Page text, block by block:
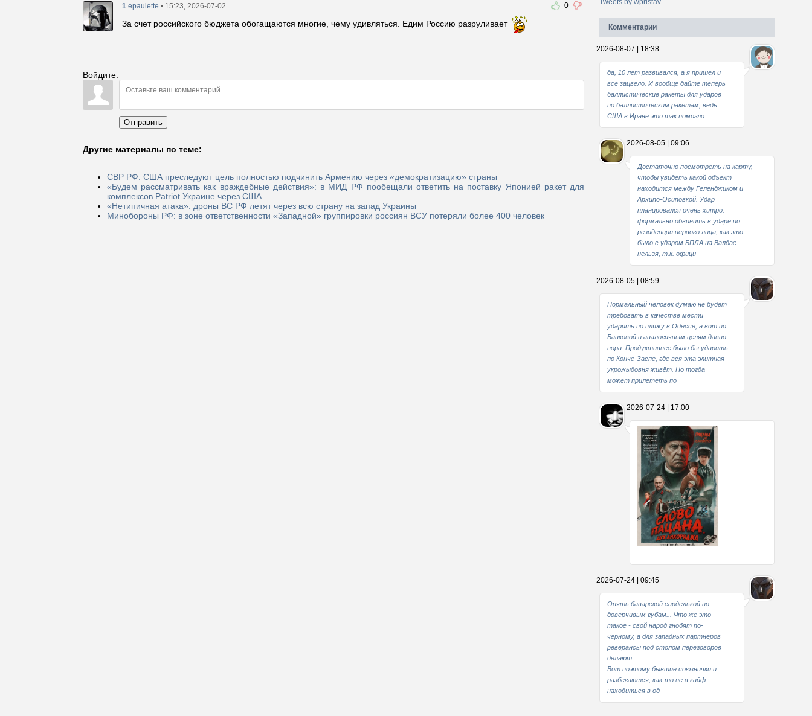
0
1 epaulette • 15:23, 2026-07-02
За счет российского бюджета обогащаются многие, чему удивляться. Едим Россию разруливает
Войдите:
Отправить
Другие материалы по теме:
СВР РФ: США преследуют цель полностью подчинить Армению через «демократизацию» страны
«Будем рассматривать как враждебные действия»: в МИД РФ пообещали ответить на поставку Японией ракет для
комплексов Patriot Украине через США
«Нетипичная атака»: дроны ВС РФ летят через всю страну на запад Украины
Минобороны РФ: в зоне ответственности «Западной» группировки россиян ВСУ потеряли более 400 человек
Tweets by wpristav
Комментарии
2026-08-07 | 18:38
да, 10 лет развивался, а я пришел и
все зацвело. И вообще дайте теперь
баллистические ракеты для ударов
по баллистическим ракетам, ведь
США в Иране это так помогло
2026-08-05 | 09:06
Достаточно посмотреть на карту,
чтобы увидеть какой объект
находится между Геленджиком и
Архипо-Осиповкой. Удар
планировался очень хитро:
формально обвинить в ударе по
резиденции первого лица, как это
было с ударом БПЛА на Валдае -
нельзя, т.к. офици
2026-08-05 | 08:59
Нормальный человек думаю не будет
требовать в качестве мести
ударить по пляжу в Одессе, а вот по
Банковой и аналогичным целям давно
пора. Продуктивнее было бы ударить
по Конче-Заспе, где вся эта элитная
укрожыдовня живёт. Но тогда
может прилететь по
2026-07-24 | 17:00
2026-07-24 | 09:45
Опять баварской сарделькой по
доверчивым губам... Что же это
такое - свой народ гнобят по-
черному, а для западных партнёров
реверансы под столом переговоров
делают...
Вот поэтому бывшие союзнички и
разбегаются, как-то не в кайф
находиться в од